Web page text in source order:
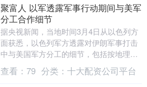
聚富人 以军透露军事行动期间与美军
分工合作细节
据央视新闻，当地时间3月4日从以色列方
面获悉，以色列军方透露对伊朗军事打击
中与美国军方分工的细节，包括按地理位
置、目标类型和相对优势进行分工。一、
地理位置方面，....
查看： 79 分类： 十大配资公司平台